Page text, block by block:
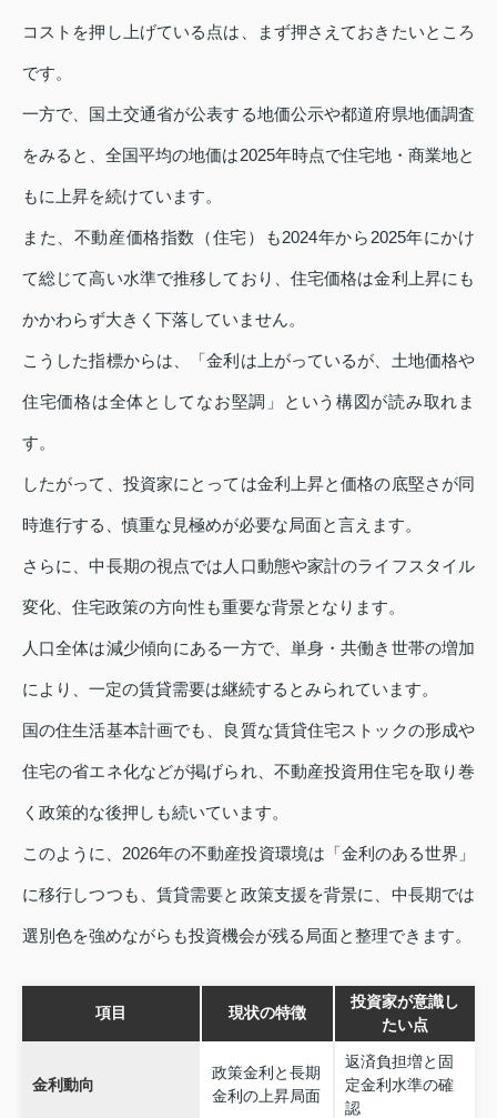
コストを押し上げている点は、まず押さえておきたいところ
です。
一方で、国土交通省が公表する地価公示や都道府県地価調査
をみると、全国平均の地価は2025年時点で住宅地・商業地と
もに上昇を続けています。
また、不動産価格指数（住宅）も2024年から2025年にかけ
て総じて高い水準で推移しており、住宅価格は金利上昇にも
かかわらず大きく下落していません。
こうした指標からは、「金利は上がっているが、土地価格や
住宅価格は全体としてなお堅調」という構図が読み取れま
す。
したがって、投資家にとっては金利上昇と価格の底堅さが同
時進行する、慎重な見極めが必要な局面と言えます。
さらに、中長期の視点では人口動態や家計のライフスタイル
変化、住宅政策の方向性も重要な背景となります。
人口全体は減少傾向にある一方で、単身・共働き世帯の増加
により、一定の賃貸需要は継続するとみられています。
国の住生活基本計画でも、良質な賃貸住宅ストックの形成や
住宅の省エネ化などが掲げられ、不動産投資用住宅を取り巻
く政策的な後押しも続いています。
このように、2026年の不動産投資環境は「金利のある世界」
に移行しつつも、賃貸需要と政策支援を背景に、中長期では
選別色を強めながらも投資機会が残る局面と整理できます。
項目 現状の特徴
投資家が意識し
たい点
金利動向
政策金利と長期
金利の上昇局面
返済負担増と固
定金利水準の確
認